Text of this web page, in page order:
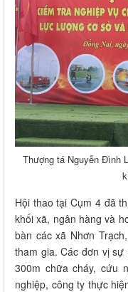
Thượng tá Nguyễn Đình
Hội thao tại Cụm 4 đã
khối xã, ngân hàng và
bàn các xã Nhơn
tham gia. Các đơn vị
300m chữa cháy, cứu
nghiệp, công ty thực